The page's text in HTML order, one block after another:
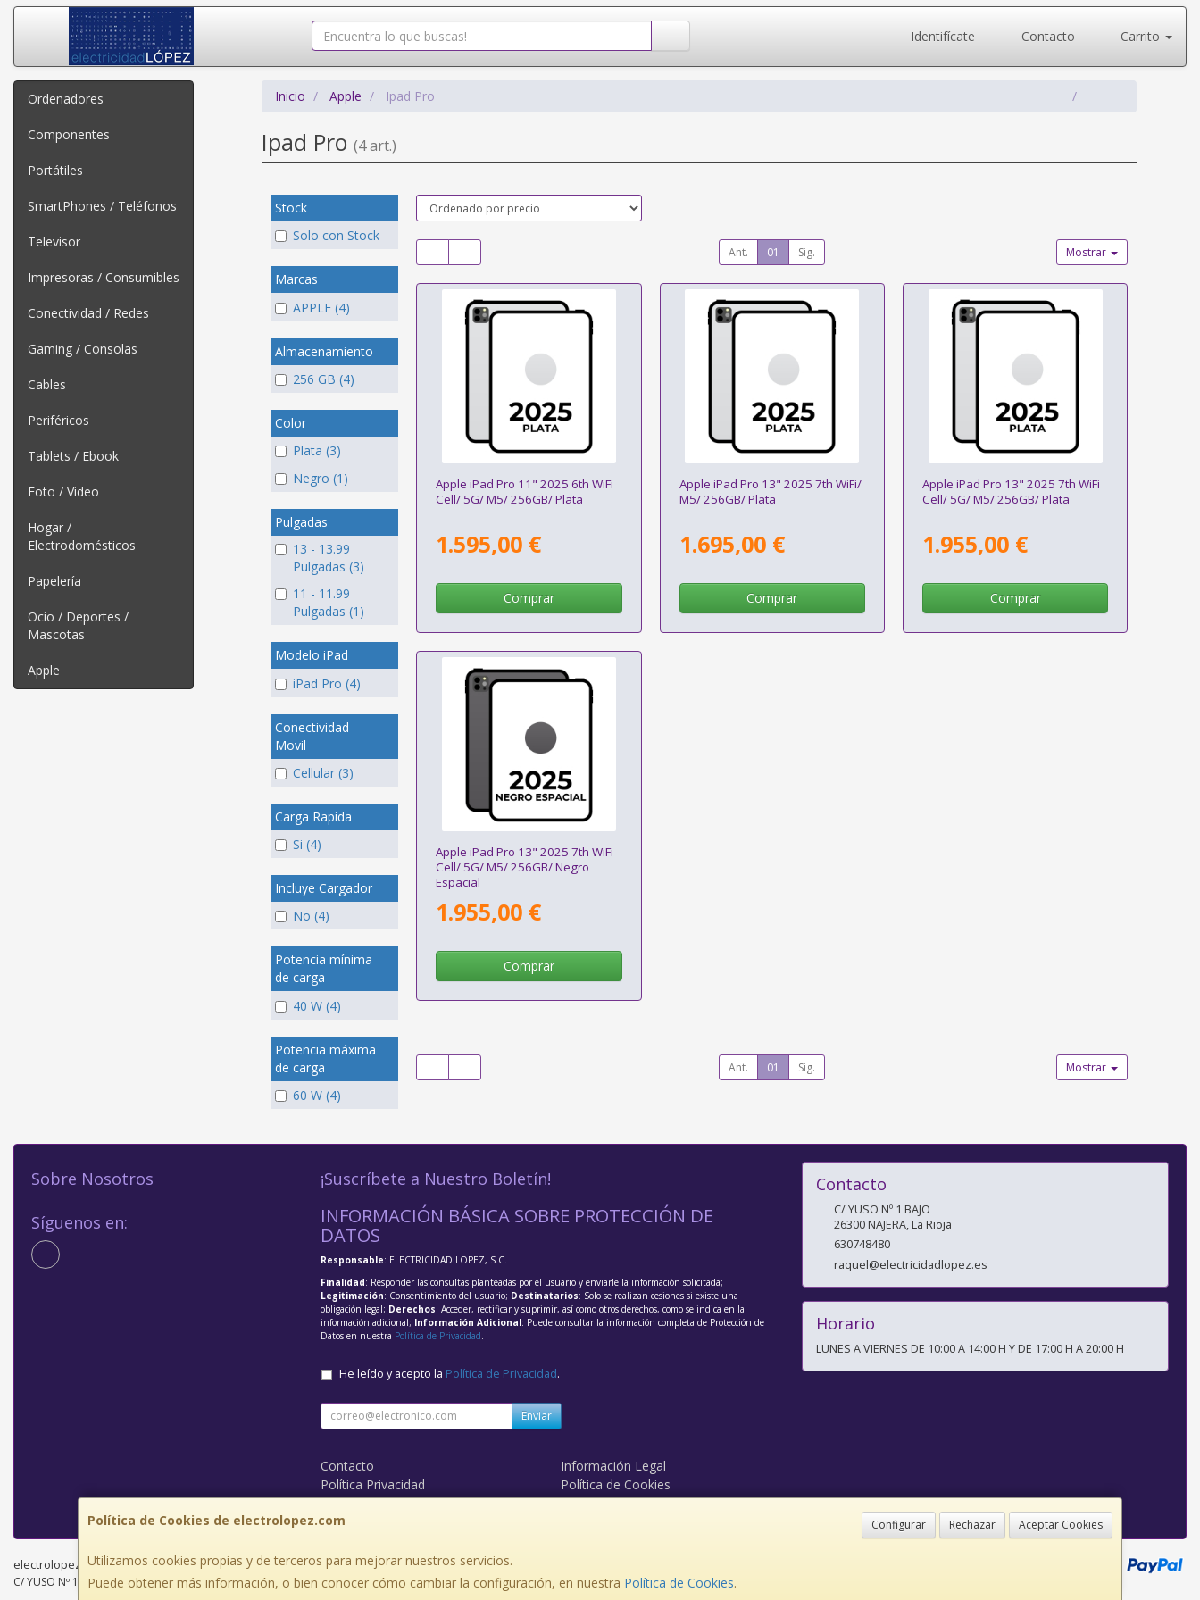
Identifícate Contacto Carrito
Ordenadores
Componentes
Portátiles
SmartPhones / Teléfonos
Televisor
Impresoras / Consumibles
Conectividad / Redes
Gaming / Consolas
Cables
Periféricos
Tablets / Ebook
Foto / Video
Hogar /
Electrodomésticos
Papelería
Ocio / Deportes /
Mascotas
Apple
Inicio Apple Ipad Pro
Ipad Pro (4 art.)
Stock
Solo con Stock
Marcas
APPLE (4)
Almacenamiento
256 GB (4)
Color
Plata (3)
Negro (1)
Pulgadas
13 - 13.99
Pulgadas (3)
11 - 11.99
Pulgadas (1)
Modelo iPad
iPad Pro (4)
Conectividad
Movil
Cellular (3)
Carga Rapida
Si (4)
Incluye Cargador
No (4)
Potencia mínima
de carga
40 W (4)
Potencia máxima
de carga
60 W (4)
Ant. 01 Sig. Mostrar
Apple iPad Pro 11" 2025 6th WiFi
Cell/ 5G/ M5/ 256GB/ Plata
1.595,00 €
Comprar
Apple iPad Pro 13" 2025 7th WiFi/
M5/ 256GB/ Plata
1.695,00 €
Comprar
Apple iPad Pro 13" 2025 7th WiFi
Cell/ 5G/ M5/ 256GB/ Plata
1.955,00 €
Comprar
Apple iPad Pro 13" 2025 7th WiFi
Cell/ 5G/ M5/ 256GB/ Negro
Espacial
1.955,00 €
Comprar
Ant. 01 Sig. Mostrar
Política de Cookies de electrolopez.com Configurar Rechazar Aceptar Cookies
Utilizamos cookies propias y de terceros para mejorar nuestros servicios.
Puede obtener más información, o bien conocer cómo cambiar la configuración, en nuestra Política de Cookies.
Sobre Nosotros
Síguenos en:
¡Suscríbete a Nuestro Boletín!
INFORMACIÓN BÁSICA SOBRE PROTECCIÓN DE
DATOS
Responsable: ELECTRICIDAD LOPEZ, S.C.
Finalidad: Responder las consultas planteadas por el usuario y enviarle la información solicitada;
Legitimación: Consentimiento del usuario; Destinatarios: Solo se realizan cesiones si existe una
obligación legal; Derechos: Acceder, rectificar y suprimir, así como otros derechos, como se indica en la
información adicional; Información Adicional: Puede consultar la información completa de Protección de
Datos en nuestra Política de Privacidad
He leído y acepto la Política de Privacidad.
Enviar
Contacto
Información Legal
Política Privacidad
Política de Cookies
Condiciones de Compra
Formas de Pago
Contacto
C/ YUSO Nº 1 BAJO
26300NAJERA,La Rioja
630748480
raquel@electricidadlopez.es
Horario
LUNES A VIERNES DE 10:00 A 14:00 H Y DE 17:00 H A 20:00 H
electrolopez.com © 2026
C/ YUSO Nº 1 BAJO, 26300, La Rioja, España. - C.I.F.: J26435081 - Tfno: 941363365 Movil: 630748480